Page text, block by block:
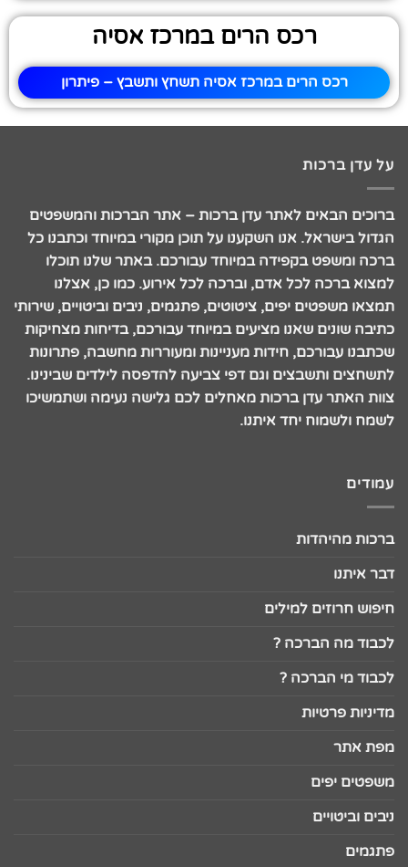
רכס הרים במרכז אסיה
רכס הרים במרכז אסיה תשחץ ותשבץ – פיתרון
על עדן ברכות
ברוכים הבאים לאתר עדן ברכות – אתר הברכות והמשפטים
הגדול בישראל. אנו השקענו על תוכן מקורי במיוחד וכתבנו כל
ברכה ומשפט בקפידה במיוחד עבורכם. באתר שלנו תוכלו
למצוא ברכה לכל אדם, וברכה לכל אירוע. כמו כן, אצלנו
תמצאו משפטים יפים, ציטוטים, פתגמים, ניבים וביטויים, שירותי
כתיבה שונים שאנו מציעים במיוחד עבורכם, בדיחות מצחיקות
שכתבנו עבורכם, חידות מעניינות ומעוררות מחשבה, פתרונות
לתשחצים ותשבצים וגם דפי צביעה להדפסה לילדים שבינינו.
צוות האתר עדן ברכות מאחלים לכם גלישה נעימה ושתמשיכו
לשמח ולשמוח יחד איתנו.
עמודים
ברכות מהיהדות
דבר איתנו
חיפוש חרוזים למילים
לכבוד מה הברכה ?
לכבוד מי הברכה ?
מדיניות פרטיות
מפת אתר
משפטים יפים
ניבים וביטויים
פתגמים